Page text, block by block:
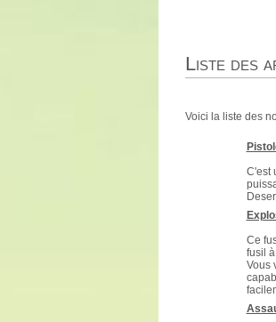
Liste des
Voici la liste des
C'est
Ce
fusil
Vous